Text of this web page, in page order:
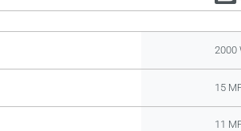
2000
15
11